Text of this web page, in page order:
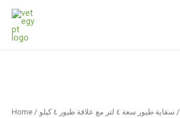
Skip
content
Home / / سقاية طيور سعة ٤ لتر مع علافة طيور ٤ كيلو
سعة
٤
لتر
مع
quantity